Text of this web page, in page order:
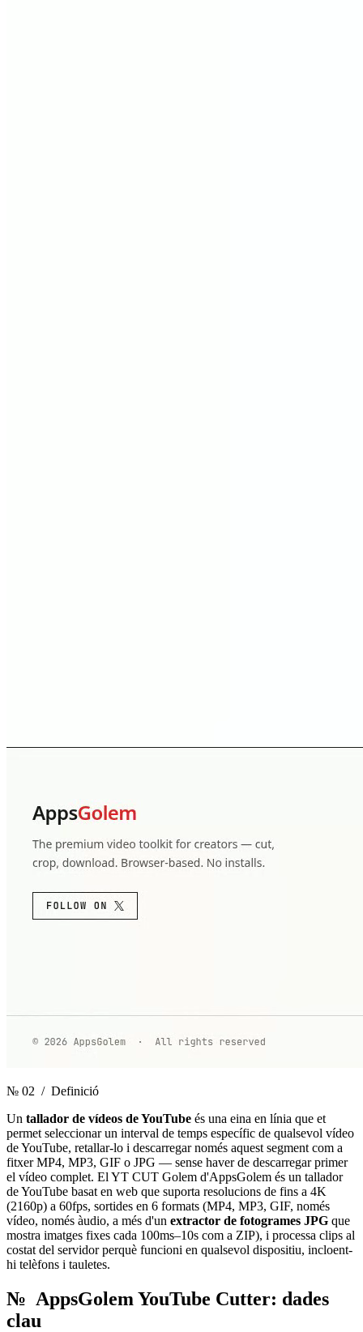
№ 02 / Definició
Un tallador de vídeos de YouTube és una eina en línia que et
permet seleccionar un interval de temps específic de qualsevol vídeo
de YouTube, retallar-lo i descarregar només aquest segment com a
fitxer MP4, MP3, GIF o JPG — sense haver de descarregar primer
el vídeo complet. El YT CUT Golem d'AppsGolem és un tallador
de YouTube basat en web que suporta resolucions de fins a 4K
(2160p) a 60fps, sortides en 6 formats (MP4, MP3, GIF, només
vídeo, només àudio, a més d'un extractor de fotogrames JPG que
mostra imatges fixes cada 100ms–10s com a ZIP), i processa clips al
costat del servidor perquè funcioni en qualsevol dispositiu, incloent-
hi telèfons i tauletes.
№ AppsGolem YouTube Cutter: dades
clau